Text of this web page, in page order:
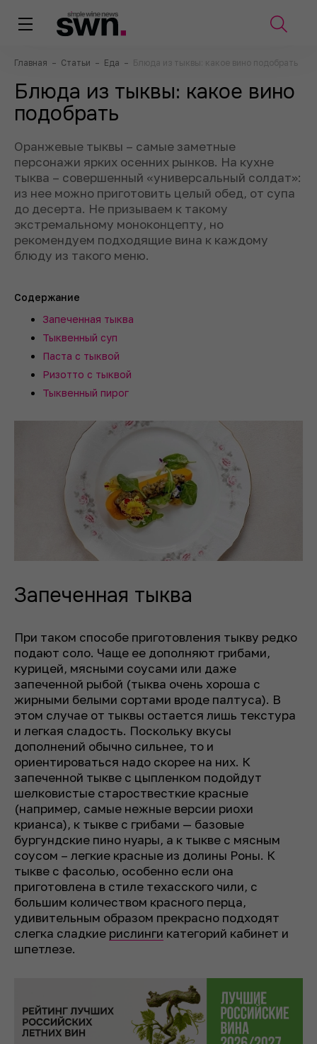
Главная – Статьи – Еда – Блюда из тыквы: какое вино подобрать
Блюда из тыквы: какое вино
подобрать
Оранжевые тыквы – самые заметные
персонажи ярких осенних рынков. На кухне
тыква – совершенный «универсальный солдат»:
из нее можно приготовить целый обед, от супа
до десерта. Не призываем к такому
экстремальному моноконцепту, но
рекомендуем подходящие вина к каждому
блюду из такого меню.
Содержание
Запеченная тыква
Тыквенный суп
Паста с тыквой
Ризотто с тыквой
Тыквенный пирог
Запеченная тыква
При таком способе приготовления тыкву редко
подают соло. Чаще ее дополняют грибами,
курицей, мясными соусами или даже
запеченной рыбой (тыква очень хороша с
жирными белыми сортами вроде палтуса). В
этом случае от тыквы остается лишь текстура
и легкая сладость. Поскольку вкусы
дополнений обычно сильнее, то и
ориентироваться надо скорее на них. К
запеченной тыкве с цыпленком подойдут
шелковистые староствесткие красные
(например, самые нежные версии риохи
крианса), к тыкве с грибами — базовые
бургундские пино нуары, а к тыкве с мясным
соусом – легкие красные из долины Роны. К
тыкве с фасолью, особенно если она
приготовлена в стиле техасского чили, с
большим количеством красного перца,
удивительным образом прекрасно подходят
слегка сладкие рислинги категорий кабинет и
шпетлезе.